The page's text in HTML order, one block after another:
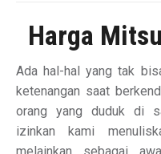
Harga
Ada hal-hal yang tak
ketenangan saat
orang yang duduk di
izinkan kami